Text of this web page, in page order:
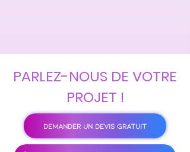
PARLEZ-NOUS DE VOTRE
PROJET !
DEMANDER UN DEVIS GRATUIT